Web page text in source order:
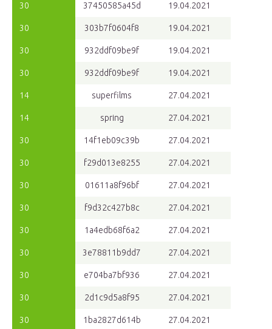
30 37450585a45d 19.04.2021
30 303b7f0604f8 19.04.2021
30 932ddf09be9f 19.04.2021
30 932ddf09be9f 19.04.2021
14 superfilms 27.04.2021
14 spring 27.04.2021
30 14f1eb09c39b 27.04.2021
30 f29d013e8255 27.04.2021
30 01611a8f96bf 27.04.2021
30 f9d32c427b8c 27.04.2021
30 1a4edb68f6a2 27.04.2021
30 3e78811b9dd7 27.04.2021
30 e704ba7bf936 27.04.2021
30 2d1c9d5a8f95 27.04.2021
30 1ba2827d614b 27.04.2021